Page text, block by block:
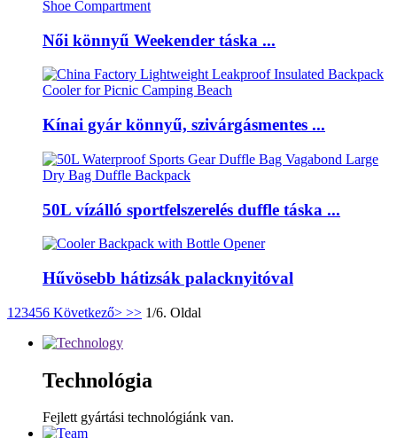
Női könnyű Weekender táska ...
Kínai gyár könnyű, szivárgásmentes ...
50L vízálló sportfelszerelés duffle táska ...
Hűvösebb hátizsák palacknyitóval
1 23456 Következő> >> 1/6. Oldal
Technológia
Fejlett gyártási technológiánk van.